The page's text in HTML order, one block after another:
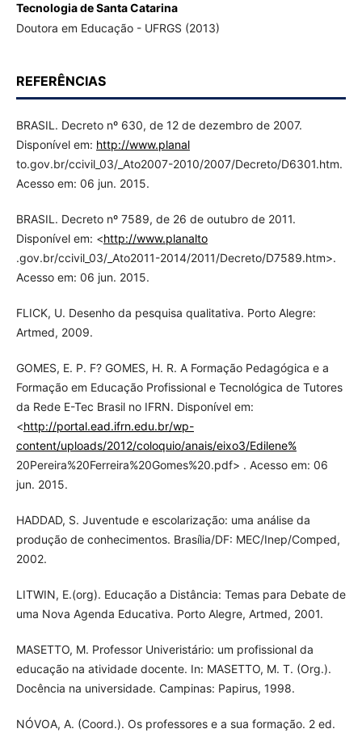
Tecnologia de Santa Catarina
Doutora em Educação - UFRGS (2013)
REFERÊNCIAS
BRASIL. Decreto nº 630, de 12 de dezembro de 2007.
Disponível em: http://www.planal
to.gov.br/ccivil_03/_Ato2007-2010/2007/Decreto/D6301.htm.
Acesso em: 06 jun. 2015.
BRASIL. Decreto nº 7589, de 26 de outubro de 2011.
Disponível em: <http://www.planalto
.gov.br/ccivil_03/_Ato2011-2014/2011/Decreto/D7589.htm>.
Acesso em: 06 jun. 2015.
FLICK, U. Desenho da pesquisa qualitativa. Porto Alegre:
Artmed, 2009.
GOMES, E. P. F? GOMES, H. R. A Formação Pedagógica e a
Formação em Educação Profissional e Tecnológica de Tutores
da Rede E-Tec Brasil no IFRN. Disponível em:
<http://portal.ead.ifrn.edu.br/wp-
content/uploads/2012/coloquio/anais/eixo3/Edilene%
20Pereira%20Ferreira%20Gomes%20.pdf> . Acesso em: 06
jun. 2015.
HADDAD, S. Juventude e escolarização: uma análise da
produção de conhecimentos. Brasília/DF: MEC/Inep/Comped,
2002.
LITWIN, E.(org). Educação a Distância: Temas para Debate de
uma Nova Agenda Educativa. Porto Alegre, Artmed, 2001.
MASETTO, M. Professor Univeristário: um profissional da
educação na atividade docente. In: MASETTO, M. T. (Org.).
Docência na universidade. Campinas: Papirus, 1998.
NÓVOA, A. (Coord.). Os professores e a sua formação. 2 ed.